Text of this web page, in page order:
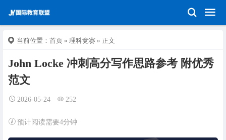
当前位置： 首页 » 理科竞赛 » 正文
John Locke 冲刺高分写作思路参考 附优秀
范文
2026-05-24 252
预计阅读需要4分钟